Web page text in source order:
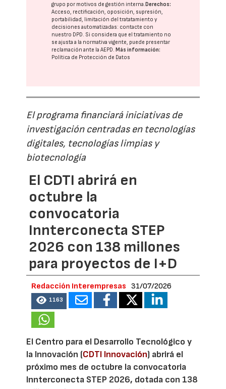
grupo por motivos de gestión interna. Derechos:
Acceso, rectificación, oposición, supresión,
portabilidad, limitación del tratatamiento y
decisiones automatizadas: contacte con
nuestro DPD. Si considera que el tratamiento no
se ajusta a la normativa vigente, puede presentar
reclamación ante laAEPD. Más información:
Política de Protección de Datos
El programa financiará iniciativas de
investigación centradas en tecnologías
digitales, tecnologías limpias y
biotecnología
El CDTI abrirá en
octubre la
convocatoria
Innterconecta STEP
2026 con 138 millones
para proyectos de I+D
Redacción Interempresas 31/07/2026
1163
El Centro para el Desarrollo Tecnológico y
la Innovación (CDTI Innovación) abrirá el
próximo mes de octubre la convocatoria
Innterconecta STEP 2026, dotada con 138